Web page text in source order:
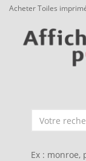
Acheter Toiles
Ex : monroe,